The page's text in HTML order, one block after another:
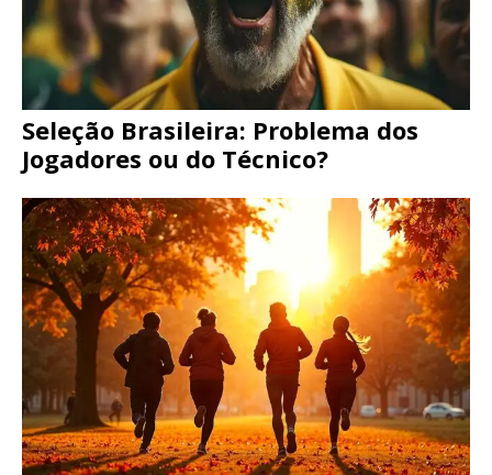
Seleção Brasileira: Problema dos
Jogadores ou do Técnico?